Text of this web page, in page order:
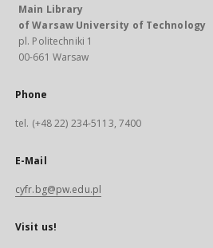
Main Library
of Warsaw University of Technology
pl. Politechniki 1
00-661 Warsaw
Phone
tel. (+48 22) 234-5113, 7400
E-Mail
cyfr.bg@pw.edu.pl
Visit us!